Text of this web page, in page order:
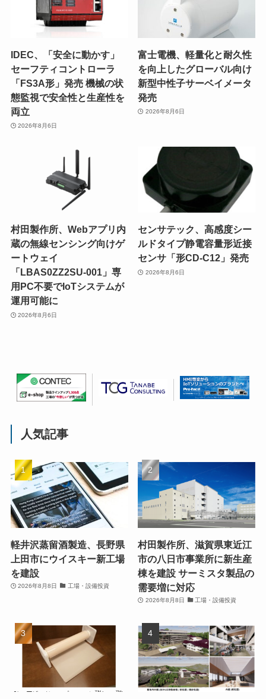
IDEC、「安全に動かす」
セーフティコントローラ
「FS3A形」発売 機械の状
態監視で安全性と生産性を
両立
2026年8月6日
富士電機、軽量化と耐久性
を向上したグローバル向け
新型中性子サーベイメータ
発売
2026年8月6日
村田製作所、Webアプリ内
蔵の無線センシング向けゲ
ートウェイ
「LBAS0ZZ2SU-001」専
用PC不要でIoTシステムが
運用可能に
2026年8月6日
センサテック、高感度シー
ルドタイプ静電容量形近接
センサ「形CD-C12」発売
2026年8月6日
人気記事
軽井沢蒸留酒製造、長野県
上田市にウイスキー新工場
を建設
2026年8月8日 工場・設備投資
村田製作所、滋賀県東近江
市の八日市事業所に新生産
棟を建設 サーミスタ製品の
需要増に対応
2026年8月8日 工場・設備投資